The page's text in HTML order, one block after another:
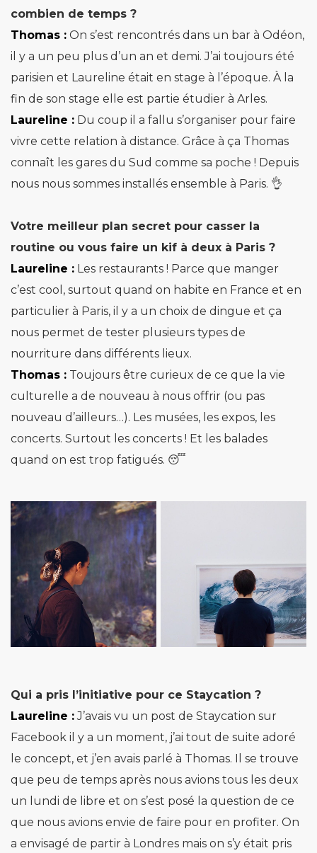
combien de temps ?
Thomas : On s’est rencontrés dans un bar à Odéon,
il y a un peu plus d’un an et demi. J’ai toujours été
parisien et Laureline était en stage à l’époque. À la
fin de son stage elle est partie étudier à Arles.
Laureline : Du coup il a fallu s’organiser pour faire
vivre cette relation à distance. Grâce à ça Thomas
connaît les gares du Sud comme sa poche ! Depuis
nous nous sommes installés ensemble à Paris. 👌
Votre meilleur plan secret pour casser la
routine ou vous faire un kif à deux à Paris ?
Laureline : Les restaurants ! Parce que manger
c’est cool, surtout quand on habite en France et en
particulier à Paris, il y a un choix de dingue et ça
nous permet de tester plusieurs types de
nourriture dans différents lieux.
Thomas : Toujours être curieux de ce que la vie
culturelle a de nouveau à nous offrir (ou pas
nouveau d’ailleurs…). Les musées, les expos, les
concerts. Surtout les concerts ! Et les balades
quand on est trop fatigués. 😴
Qui a pris l’initiative pour ce Staycation ?
Laureline :J’avais vu un post de Staycation sur
Facebook il y a un moment, j’ai tout de suite adoré
le concept, et j’en avais parlé à Thomas. Il se trouve
que peu de temps après nous avions tous les deux
un lundi de libre et on s’est posé la question de ce
que nous avions envie de faire pour en profiter. On
a envisagé de partir à Londres mais on s’y était pris